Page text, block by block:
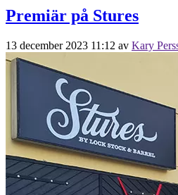
Premiär på Stures
13 december 2023 11:12 av Kary